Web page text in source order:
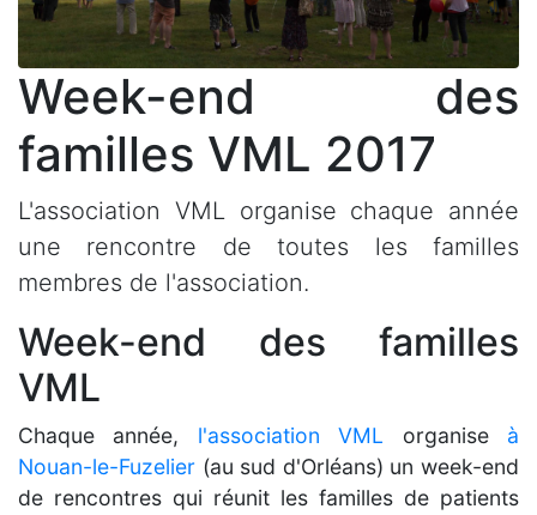
Week-end des
familles VML 2017
L'association VML organise chaque année
une rencontre de toutes les familles
membres de l'association.
Week-end des familles
VML
Chaque année, l'association VML organise à
Nouan-le-Fuzelier (au sud d'Orléans) un week-end
de rencontres qui réunit les familles de patients